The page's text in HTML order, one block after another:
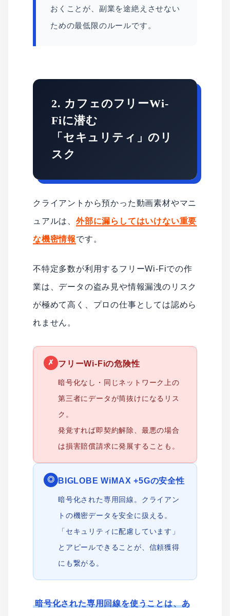
おくことが、副業を途絶えさせない
ための最低限のルールです。
2. カフェのフリーWi-
Fiに潜む
「セキュリティ」のリ
スク
クライアントから預かった動画素材やマニ
ュアルは、 外部に漏らしてはいけない重要
な機密情報です。
不特定多数が利用するフリーWi-Fiでの作
業は、データの盗み見や情報漏洩のリスク
が極めて高く、プロの仕事としては認めら
れません。
✗ フリーWi-Fiの危険性
暗号化なし・同じネットワーク上の
第三者にデータが筒抜けになるリス
ク。
発覚すれば即契約解除、最悪の場合
は損害賠償請求に発展することも。
◎ BIGLOBE WiMAX +5Gの安全性
暗号化された専用回線。クライアン
トの機密データを安全に扱える。
「セキュリティに配慮しています」
とアピールできることが、信頼獲得
にも繋がる。
暗号化された専用回線を使うことは、あ